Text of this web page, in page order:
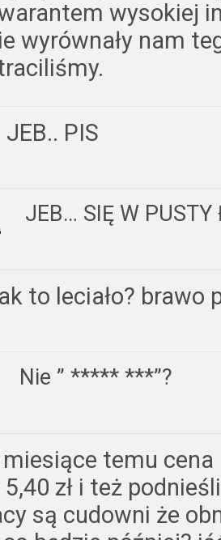
wysokiej
wyrównały nam
JEB.. PIS
JEB… SIĘ W PUSTY
to leciało? brawo
Nie ” ***** ***”?
temu cena
zł i też
są cudowni że